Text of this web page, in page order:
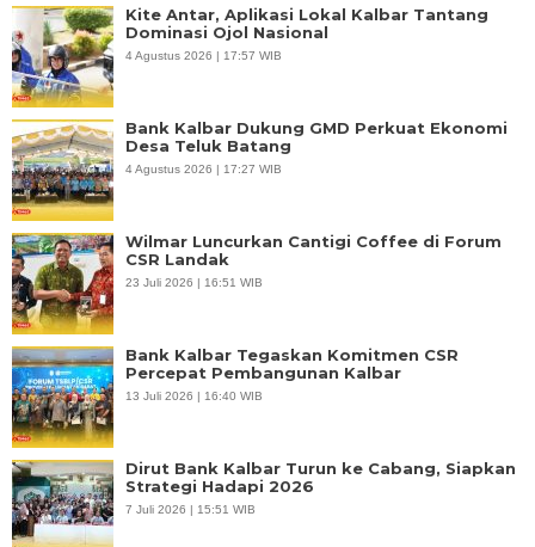
Kite Antar, Aplikasi Lokal Kalbar Tantang
Dominasi Ojol Nasional
4 Agustus 2026 | 17:57 WIB
Bank Kalbar Dukung GMD Perkuat Ekonomi
Desa Teluk Batang
4 Agustus 2026 | 17:27 WIB
Wilmar Luncurkan Cantigi Coffee di Forum
CSR Landak
23 Juli 2026 | 16:51 WIB
Bank Kalbar Tegaskan Komitmen CSR
Percepat Pembangunan Kalbar
13 Juli 2026 | 16:40 WIB
Dirut Bank Kalbar Turun ke Cabang, Siapkan
Strategi Hadapi 2026
7 Juli 2026 | 15:51 WIB